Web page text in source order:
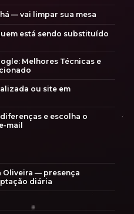
— vai limpar sua mesa
está sendo substituído
Melhores Técnicas e
ou site em
diferenças e escolha o
mail
Oliveira — presença
diária